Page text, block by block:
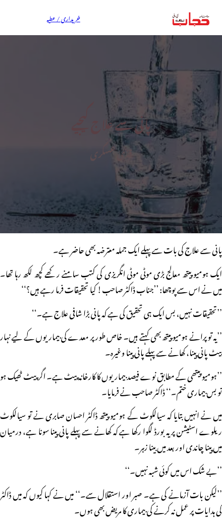
خریداری / عطیہ
پانی سے علاج کیجیے
قذیٰ عسکری
پانی سے علاج کی بات سے پہلے ایک جملہ معترضہ بھی حاضر ہے۔
ایک ہومیو پیتھ معالج بڑی موٹی موٹی انگریزی کی کتب سامنے رکھے کچھ لکھ رہا تھا۔
میں نے اس سے پوچھا: ’’جناب ڈاکٹر صاحب! کیا تحقیقات فرما رہے ہیں؟‘‘
’’تحقیقات نہیں، بس ایک ہی تحقیق کی ہے کہ پانی بڑا شافی علاج ہے۔‘‘
’’یہ تو پرانے ہومیو پیتھ بھی کہتے ہیں۔ خاص طور پر معدے کی بیماریوں کے لیے نہار
پیٹ پانی پینا، کھانے سے پہلے پانی پینا وغیرہ۔
’’ہومیو پیتھی کے مطابق نوے فیصد بیماریوں کا کارخانہ پیٹ ہے۔ اگر پیٹ ٹھیک ہو
تو بس بیماری ختم۔‘‘ ڈاکٹر صاحب نے فرمایا۔
میں نے انہیں بتایا کہ سیالکوٹ کے ہومیو پیتھ ڈاکٹر احسان صابری نے تو سیالکوٹ
ریلوے اسٹیشن پر یہ بورڈ لگوا رکھا ہے کہ کھانے سے پہلے پانی پینا سونا ہے، درمیان
میں پینا چاندی اور بعد میں بینا زہر۔
’’بے شک اس میں کوئی شبہ نہیں۔‘‘
’’لیکن بات آزمانے کی ہے۔ صبر اور استقلال سے۔‘‘ میں نے کہا کیوں کہ میں ڈاکٹر
کی ہدایات پر عمل نہ کرنے کی بیماری کا مریض بھی ہوں۔